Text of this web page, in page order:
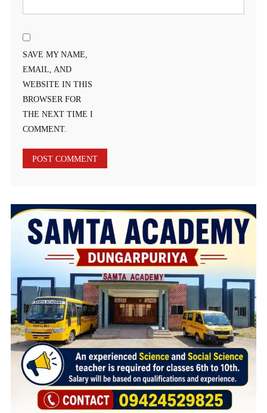
SAVE MY NAME,
EMAIL, AND
WEBSITE IN THIS
BROWSER FOR
THE NEXT TIME I
COMMENT.